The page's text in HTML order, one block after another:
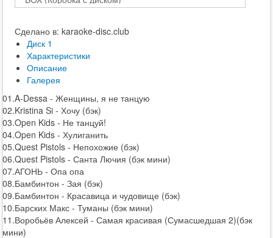
Сделано в: karaoke-disc.club
Диск 1
Характеристики
Описание
Галерея
01.A-Dessa - Женщины, я не танцую
02.Kristina Si - Хочу (бэк)
03.Open Kids - Не танцуй!
04.Open Kids - Хулиганить
05.Quest Pistols - Непохожие (бэк)
06.Quest Pistols - Санта Лючия (бэк мини)
07.АГОНЬ - Опа опа
08.Бамбинтон - Зая (бэк)
09.Бамбинтон - Красавица и чудовище (бэк)
10.Барских Макс - Туманы (бэк мини)
11.Воробьёв Алексей - Самая красивая (Сумасшедшая 2)(бэк
мини)